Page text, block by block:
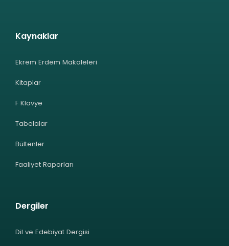
Kaynaklar
Ekrem Erdem Makaleleri
Kitaplar
F Klavye
Tabelalar
Bültenler
Faaliyet Raporları
Dergiler
Dil ve Edebiyat Dergisi